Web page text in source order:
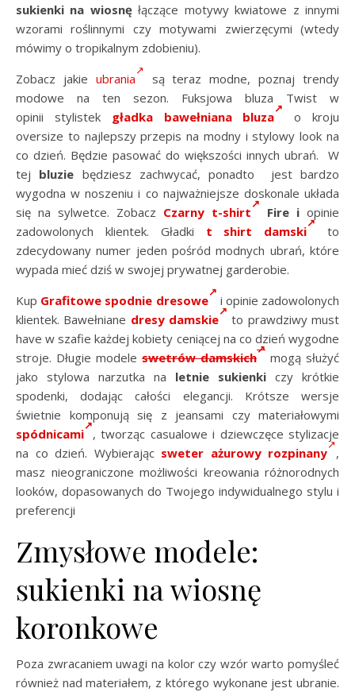
sukienki na wiosnęłączące motywy kwiatowe z innymi
wzorami roślinnymi czy motywami zwierzęcymi (wtedy
mówimy o tropikalnym zdobieniu).
Zobacz jakie ubrania
są teraz modne, poznaj trendy
modowe na ten sezon. Fuksjowa bluza Twist w
opinii stylistek gładka bawełniana bluza
o kroju
oversize to najlepszy przepis na modny i stylowy look na
co dzień. Będzie pasować do większości innych ubrań. W
tej bluzie będziesz zachwycać, ponadto jest bardzo
wygodna w noszeniu i co najważniejsze doskonale układa
się na sylwetce. Zobacz Czarny t-shirt Fire i opinie
zadowolonych klientek. Gładki t shirt damski
to
zdecydowany numer jeden pośród modnych ubrań, które
wypada mieć dziś w swojej prywatnej garderobie.
Kup Grafitowe spodnie dresowe
i opinie zadowolonych
klientek. Bawełniane dresy damskie
to prawdziwy must
have w szafie każdej kobiety ceniącej na co dzień wygodne
stroje. Długie modele swetrów damskich
mogą służyć
jako stylowa narzutka na letnie sukienki czy krótkie
spodenki, dodając całości elegancji. Krótsze wersje
świetnie komponują się z jeansami czy materiałowymi
spódnicami , tworząc casualowe i dziewczęce stylizacje
na co dzień. Wybierając sweter ażurowy rozpinany ,
masz nieograniczone możliwości kreowania różnorodnych
looków, dopasowanych do Twojego indywidualnego stylu i
preferencji
Zmysłowe modele:
sukienki na wiosnę
koronkowe
Poza zwracaniem uwagi na kolor czy wzór warto pomyśleć
również nad materiałem, z którego wykonane jest ubranie.